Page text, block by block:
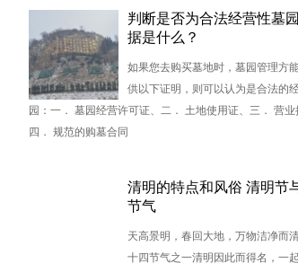
判断是否为合法经营性墓
据是什么？
如果您去购买墓地时，墓园管理方
供以下证明，则可以认为是合法的
园：一． 墓园经营许可证、二． 土地使用证、三． 营业
四． 规范的购墓合同
清明的特点和风俗 清明节
节气
天高景明，春回大地，万物洁净而
十四节气之一清明因此而得名，一